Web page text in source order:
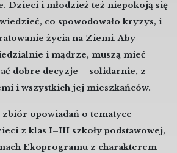
Dzieci i młodzież też niepokoją się
co spowodowało kryzys, i
życia na Ziemi. Aby
i mądrze, muszą mieć
dobre decyzje – solidarnie, z
i wszystkich jej mieszkańców.
zbiór opowiadań o tematyce
z klas I–III szkoły podstawowej,
Ekoprogramu z charakterem